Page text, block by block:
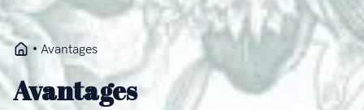
Avantages
Avantages